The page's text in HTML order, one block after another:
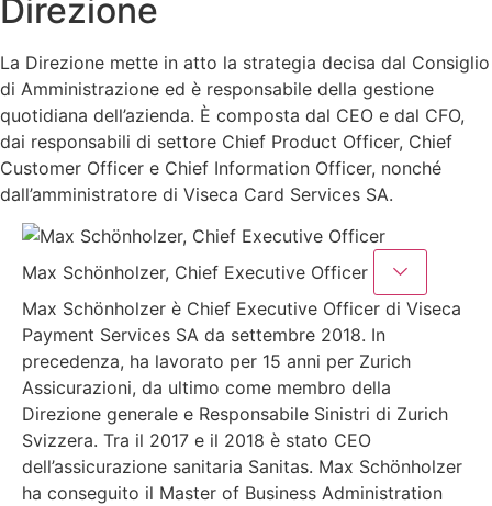
Direzione
La Direzione mette in atto la strategia decisa dal Consiglio
di Amministrazione ed è responsabile della gestione
quotidiana dell’azienda. È composta dal CEO e dal CFO,
dai responsabili di settore Chief Product Officer, Chief
Customer Officer e Chief Information Officer, nonché
dall’amministratore di Viseca Card Services SA.
Max Schönholzer, Chief Executive Officer
Max Schönholzer è Chief Executive Officer di Viseca
Payment Services SA da settembre 2018. In
precedenza, ha lavorato per 15 anni per Zurich
Assicurazioni, da ultimo come membro della
Direzione generale e Responsabile Sinistri di Zurich
Svizzera. Tra il 2017 e il 2018 è stato CEO
dell’assicurazione sanitaria Sanitas. Max Schönholzer
ha conseguito il Master of Business Administration